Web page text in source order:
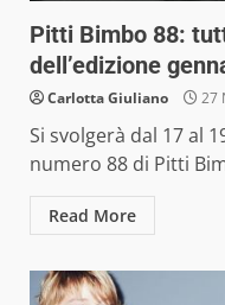
Pitti Bimbo 88:
dell’edizione
Carlotta Giuliano 27
Si svolgerà dal 17 al
numero 88 di Pitti
Read More